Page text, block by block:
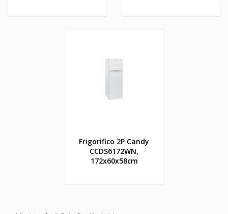
Frigorifico 2P Candy
CCDS6172WN,
172x60x58cm